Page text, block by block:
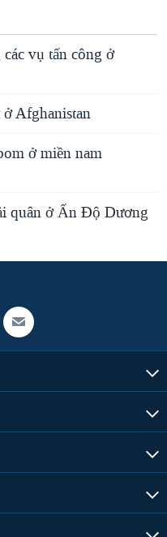
vụ tấn công ở
Afghanistan
ở miền nam
quân ở Ấn Ðộ Dương